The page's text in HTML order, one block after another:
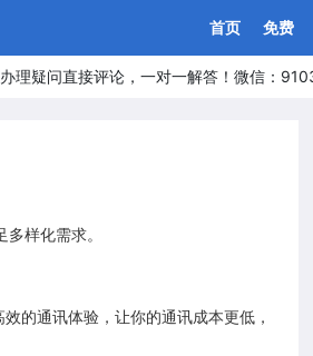
首页 免费
理疑问直接评论，一对一解答！微信：
样化需求。
的通讯体验，让你的通讯成本更低，